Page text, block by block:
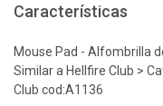
Características
Mouse Pad - Alfombrilla
Similar a Hellfire Club >
Club cod:A1136